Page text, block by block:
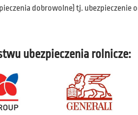
dobrowolne) tj.
ubezpieczenia rolnicze: